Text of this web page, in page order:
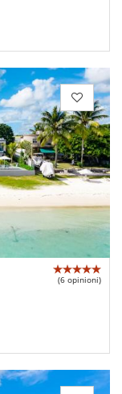
(6 opinioni)